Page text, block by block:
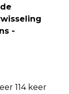
-
114 keer